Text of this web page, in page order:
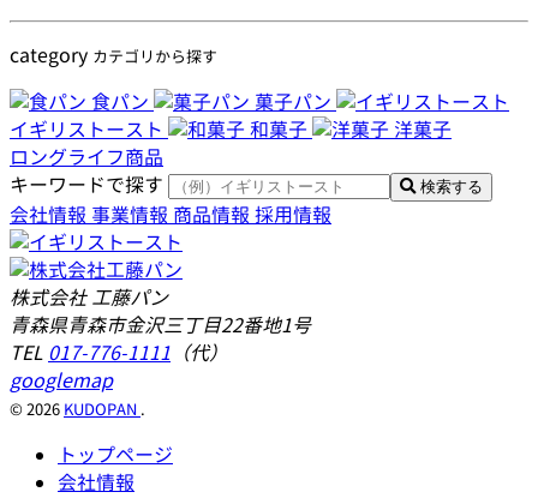
category カテゴリから探す
食パン
菓子パン
イギリストースト
和菓子
洋菓子
ロングライフ商品
キーワードで探す
検索する
会社情報 事業情報 商品情報 採用情報
株式会社 工藤パン
青森県青森市金沢三丁目22番地1号
TEL 017-776-1111 （代）
googlemap
© 2026 KUDOPAN .
トップページ
会社情報